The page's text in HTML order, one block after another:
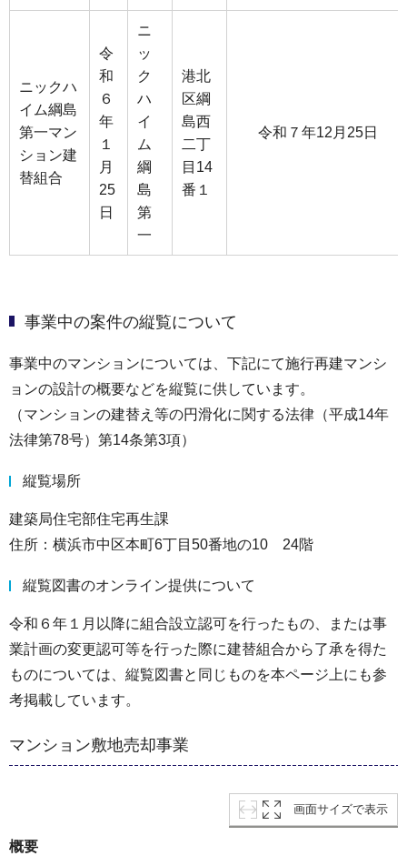
ニックハ
イム綱島
第一マン
ション建
替組合
令
和
６
年
１
月
25
日
ニ
ッ
ク
ハ
イ
ム
綱
島
第
一
港北
区綱
島西
二丁
目14
番１
令和７年12月25日
事業中の案件の縦覧について
事業中のマンションについては、下記にて施行再建マンシ
ョンの設計の概要などを縦覧に供しています。
（マンションの建替え等の円滑化に関する法律（平成14年
法律第78号）第14条第3項）
縦覧場所
建築局住宅部住宅再生課
住所：横浜市中区本町6丁目50番地の10 24階
縦覧図書のオンライン提供について
令和６年１月以降に組合設立認可を行ったもの、または事
業計画の変更認可等を行った際に建替組合から了承を得た
ものについては、縦覧図書と同じものを本ページ上にも参
考掲載しています。
マンション敷地売却事業
画面サイズで表示
概要